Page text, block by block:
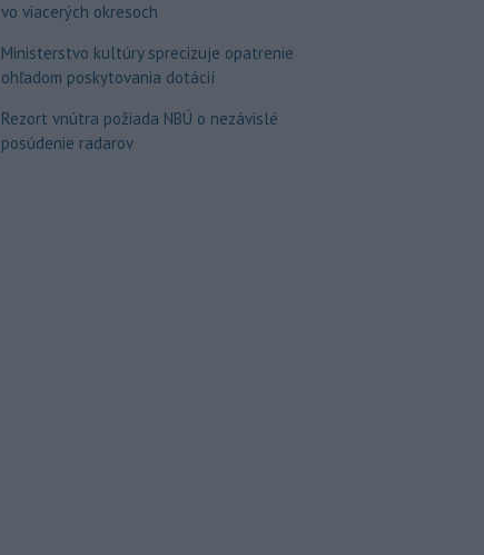
vo viacerých okresoch
Ministerstvo kultúry sprecizuje opatrenie
ohľadom poskytovania dotácií
Rezort vnútra požiada NBÚ o nezávislé
posúdenie radarov